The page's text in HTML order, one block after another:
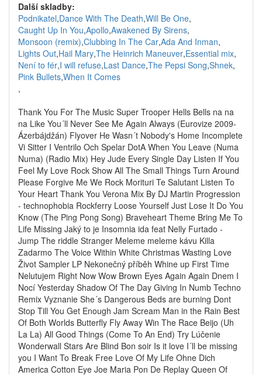
Další skladby:
Podnikatel,Dance With The Death,Will Be One,
Caught Up In You,Apollo,Awakened By Sirens,
Monsoon (remix),Clubbing In The Car,Ada And Inman,
Lights Out,Hail Mary,The Heinrich Maneuver,Essential mix,
Není to fér,I will refuse,Last Dance,The Pepsi Song,Shnek,
Pink Bullets,When It Comes
,
Thank You For The Music Super Trooper Hells Bells na na
na Like You´ll Never See Me Again Always (Eurovize 2009-
Ázerbájdžán) Flyover He Wasn´t Nobody's Home Incomplete
Vi Sitter I Ventrilo Och Spelar DotA When You Leave (Numa
Numa) (Radio Mix) Hey Jude Every Single Day Listen If You
Feel My Love Rock Show All The Small Things Turn Around
Please Forgive Me We Rock Morituri Te Salutant Listen To
Your Heart Thank You Verona Mix By DJ Martin Progression
- technophobia Rockferry Loose Yourself Just Lose It Do You
Know (The Ping Pong Song) Braveheart Theme Bring Me To
Life Missing Jaký to je Insomnia ida feat Nelly Furtado -
Jump The riddle Stranger Meleme meleme kávu Killa
Zadarmo The Voice Within White Christmas Wasting Love
Život Sampler LP Nekonečný příběh Whine up First Time
Nelutujem Right Now Wow Brown Eyes Again Again Dnem I
Nocí Yesterday Shadow Of The Day Giving In Numb Techno
Remix Vyznanie She´s Dangerous Beds are burning Dont
Stop Till You Get Enough Jam Scream Man in the Rain Best
Of Both Worlds Butterfly Fly Away Win The Race Beijo (Uh
La La) All Good Things (Come To An End) Try Lúčenie
Wonderwall Stars Are Blind Bon soir Is it love I´ll be missing
you I Want To Break Free Love Of My Life Ohne Dich
America Cotton Eye Joe Maria Pon De Replay Queen Of